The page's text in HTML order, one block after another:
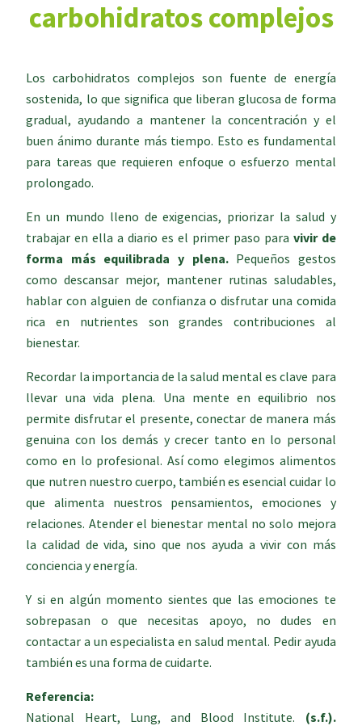
carbohidratos complejos
Los carbohidratos complejos son fuente de energía
sostenida, lo que significa que liberan glucosa de forma
gradual, ayudando a mantener la concentración y el
buen ánimo durante más tiempo. Esto es fundamental
para tareas que requieren enfoque o esfuerzo mental
prolongado.
En un mundo lleno de exigencias, priorizar la salud y
trabajar en ella a diario es el primer paso para vivir de
forma más equilibrada y plena.Pequeños gestos
como descansar mejor, mantener rutinas saludables,
hablar con alguien de confianza o disfrutar una comida
rica en nutrientes son grandes contribuciones al
bienestar.
Recordar la importancia de la salud mental es clave para
llevar una vida plena. Una mente en equilibrio nos
permite disfrutar el presente, conectar de manera más
genuina con los demás y crecer tanto en lo personal
como en lo profesional. Así como elegimos alimentos
que nutren nuestro cuerpo, también es esencial cuidar lo
que alimenta nuestros pensamientos, emociones y
relaciones. Atender el bienestar mental no solo mejora
la calidad de vida, sino que nos ayuda a vivir con más
conciencia y energía.
Y si en algún momento sientes que las emociones te
sobrepasan o que necesitas apoyo, no dudes en
contactar a un especialista en salud mental. Pedir ayuda
también es una forma de cuidarte.
Referencia:
National Heart, Lung, and Blood Institute. (s.f.).